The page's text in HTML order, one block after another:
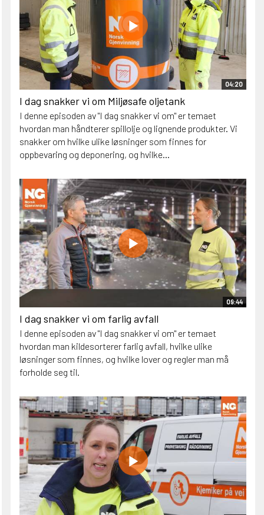
04:20
I dag snakker vi om Miljøsafe oljetank
I denne episoden av "I dag snakker vi om" er temaet
hvordan man håndterer spillolje og lignende produkter. Vi
snakker om hvilke ulike løsninger som finnes for
oppbevaring og deponering, og hvilke...
09:44
I dag snakker vi om farlig avfall
I denne episoden av "I dag snakker vi om" er temaet
hvordan man kildesorterer farlig avfall, hvilke ulike
løsninger som finnes, og hvilke lover og regler man må
forholde seg til.